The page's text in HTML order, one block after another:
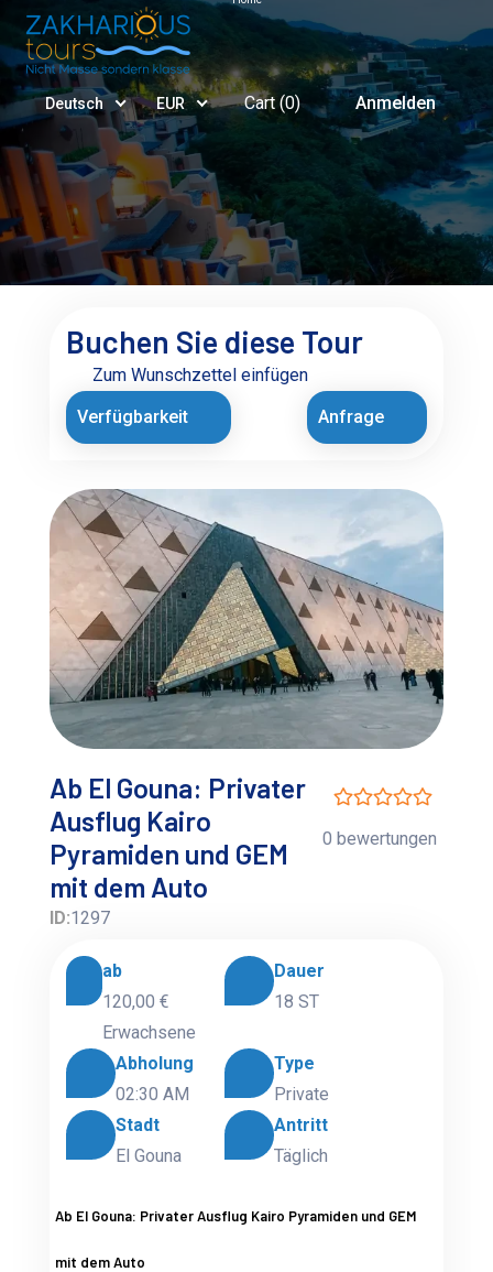
Deutsch EUR Cart (0) Anmelden
Ab El Gouna: Privater
Ausflug Kairo
Pyramiden und GEM
mit dem Auto
ID:1297
0 bewertungen
ab
120,00 €
Erwachsene
Dauer
18 ST
Abholung
02:30 AM
Type
Private
Stadt
El Gouna
Antritt
Täglich
Ab El Gouna: Privater Ausflug Kairo Pyramiden und GEM
mit dem Auto
Buchen Sie diese Tour
Zum Wunschzettel einfügen
Verfügbarkeit
Anfrage